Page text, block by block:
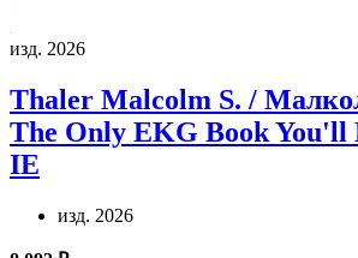
изд. 2026
Thaler Malcolm S. /
The Only EKG Book You'll
IE
изд. 2026